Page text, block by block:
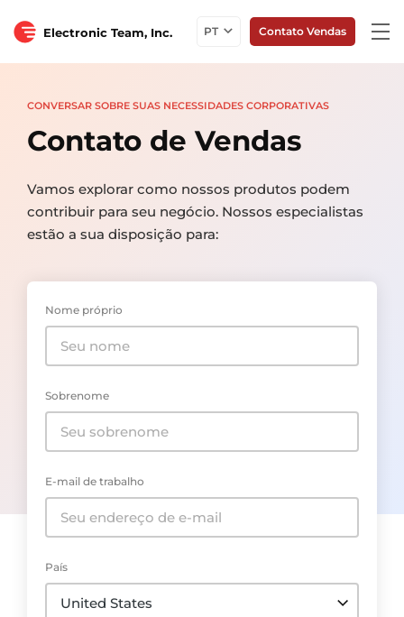
Electronic Team, Inc. PT Contato Vendas
CONVERSAR SOBRE SUAS NECESSIDADES CORPORATIVAS
Contato de Vendas
Vamos explorar como nossos produtos podem
contribuir para seu negócio. Nossos especialistas
estão a sua disposição para:
Nome próprio
Sobrenome
E-mail de trabalho
País